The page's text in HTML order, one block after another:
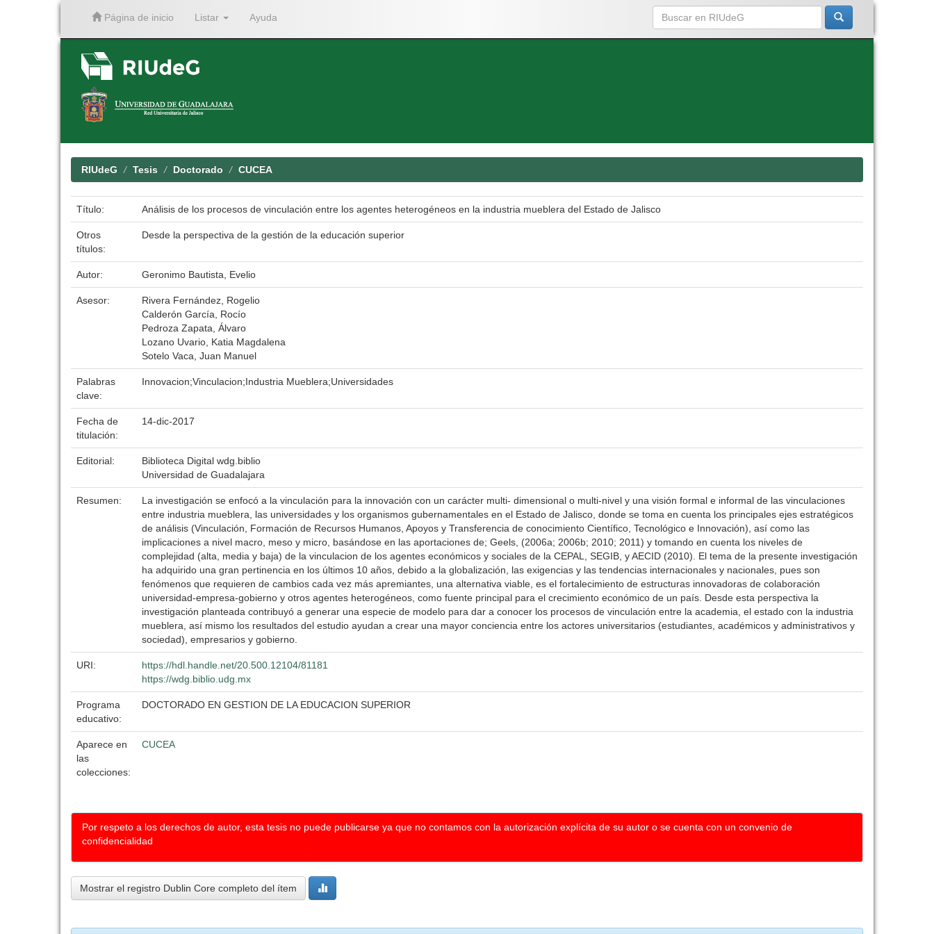
Página de inicio Listar Ayuda
RIUdeG Tesis Doctorado CUCEA
Título: Análisis de los procesos de vinculación entre los agentes heterogéneos en la industria mueblera del Estado de Jalisco
Otros
títulos:
Desde la perspectiva de la gestión de la educación superior
Autor: Geronimo Bautista, Evelio
Asesor:
Rivera Fernández, Rogelio
Calderón García, Rocío
Pedroza Zapata, Álvaro
Lozano Uvario, Katia Magdalena
Sotelo Vaca, Juan Manuel
Palabras
clave:
Innovacion;Vinculacion;Industria Mueblera;Universidades
Fecha de
titulación:
14-dic-2017
Editorial:
Biblioteca Digital wdg.biblio
Universidad de Guadalajara
Resumen:
La investigación se enfocó a la vinculación para la innovación con un carácter multi- dimensional o multi-nivel y una visión formal e informal de las vinculaciones
entre industria mueblera, las universidades y los organismos gubernamentales en el Estado de Jalisco, donde se toma en cuenta los principales ejes estratégicos
de análisis (Vinculación, Formación de Recursos Humanos, Apoyos y Transferencia de conocimiento Científico, Tecnológico e Innovación), así como las
implicaciones a nivel macro, meso y micro, basándose en las aportaciones de; Geels, (2006a; 2006b; 2010; 2011) y tomando en cuenta los niveles de
complejidad (alta, media y baja) de la vinculacion de los agentes económicos y sociales de la CEPAL, SEGIB, y AECID (2010). El tema de la presente investigación
ha adquirido una gran pertinencia en los últimos 10 años, debido a la globalización, las exigencias y las tendencias internacionales y nacionales, pues son
fenómenos que requieren de cambios cada vez más apremiantes, una alternativa viable, es el fortalecimiento de estructuras innovadoras de colaboración
universidad-empresa-gobierno y otros agentes heterogéneos, como fuente principal para el crecimiento económico de un país. Desde esta perspectiva la
investigación planteada contribuyó a generar una especie de modelo para dar a conocer los procesos de vinculación entre la academia, el estado con la industria
mueblera, así mismo los resultados del estudio ayudan a crear una mayor conciencia entre los actores universitarios (estudiantes, académicos y administrativos y
sociedad), empresarios y gobierno.
URI:
https://hdl.handle.net/20.500.12104/81181
https://wdg.biblio.udg.mx
Programa
educativo:
DOCTORADO EN GESTION DE LA EDUCACION SUPERIOR
Aparece en
las
colecciones:
CUCEA
Por respeto a los derechos de autor, esta tesis no puede publicarse ya que no contamos con la autorización explícita de su autor o se cuenta con un convenio de
confidencialidad
Mostrar el registro Dublin Core completo del ítem